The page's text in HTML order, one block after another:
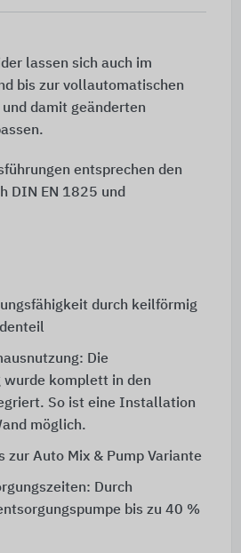
lassen sich auch im
bis zur vollautomatischen
damit geänderten
entsprechen den
DIN EN 1825 und
durch keilförmig
Die
wurde komplett in den
So ist eine Installation
möglich.
zur Auto Mix & Pump Variante
Durch
bis zu 40 %